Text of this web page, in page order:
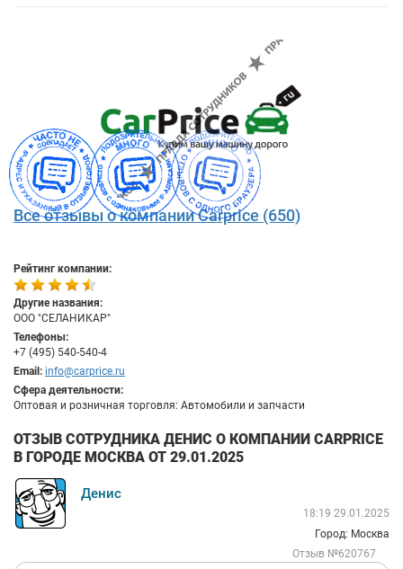
Все отзывы о компании Carprice (650)
Рейтинг компании:
Другие названия:
ООО "СЕЛАНИКАР"
Телефоны:
+7 (495) 540-540-4
Email: info@carprice.ru
Сфера деятельности:
Оптовая и розничная торговля: Автомобили и запчасти
ОТЗЫВ СОТРУДНИКА ДЕНИС О КОМПАНИИ CARPRICE
В ГОРОДЕ МОСКВА ОТ 29.01.2025
Денис
18:19 29.01.2025
Город: Москва
Отзыв №620767